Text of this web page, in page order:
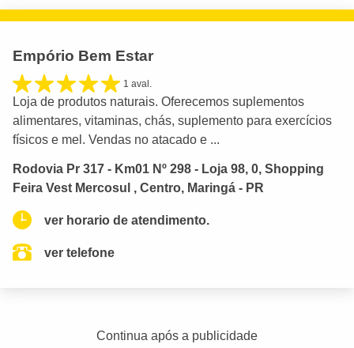
Empório Bem Estar
1 aval.
Loja de produtos naturais. Oferecemos suplementos
alimentares, vitaminas, chás, suplemento para exercícios
físicos e mel. Vendas no atacado e ...
Rodovia Pr 317 - Km01 Nº 298 - Loja 98, 0, Shopping
Feira Vest Mercosul , Centro, Maringá - PR
ver horario de atendimento.
ver telefone
Continua após a publicidade